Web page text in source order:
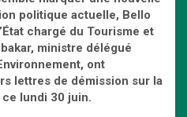
politique actuelle, Bello
chargé du Tourisme et
ministre délégué
ont
lettres de démission sur la
lundi 30 juin.